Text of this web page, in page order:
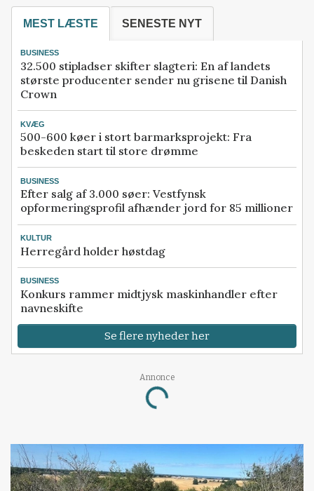
MEST LÆSTE SENESTE NYT
BUSINESS
32.500 stipladser skifter slagteri: En af landets
største producenter sender nu grisene til Danish
Crown
KVÆG
500-600 køer i stort barmarksprojekt: Fra
beskeden start til store drømme
BUSINESS
Efter salg af 3.000 søer: Vestfynsk
opformeringsprofil afhænder jord for 85 millioner
KULTUR
Herregård holder høstdag
BUSINESS
Konkurs rammer midtjysk maskinhandler efter
navneskifte
Se flere nyheder her
Annonce
Loading...